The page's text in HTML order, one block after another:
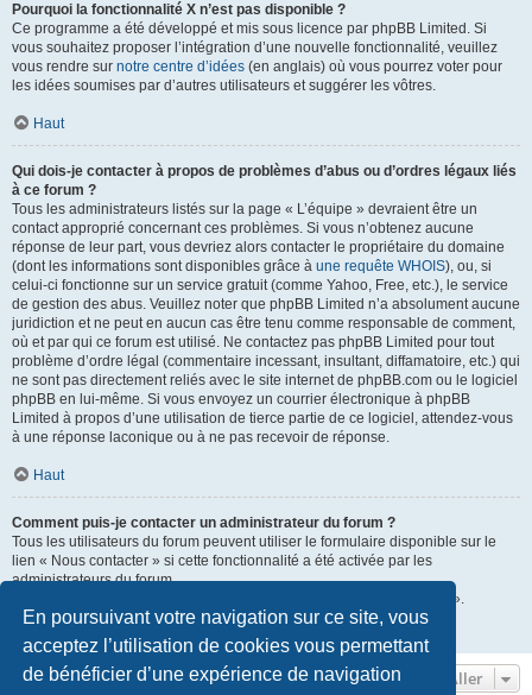
En poursuivant votre navigation sur ce site, vous
acceptez l’utilisation de cookies vous permettant
de bénéficier d’une expérience de navigation
Pourquoi la fonctionnalité X n’est pas disponible ?
Ce programme a été développé et mis sous licence par phpBB Limited. Si
vous souhaitez proposer l’intégration d’une nouvelle fonctionnalité, veuillez
vous rendre sur notre centre d’idées (en anglais) où vous pourrez voter pour
les idées soumises par d’autres utilisateurs et suggérer les vôtres.
Haut
Qui dois-je contacter à propos de problèmes d’abus ou d’ordres légaux liés
à ce forum ?
Tous les administrateurs listés sur la page « L’équipe » devraient être un
contact approprié concernant ces problèmes. Si vous n’obtenez aucune
réponse de leur part, vous devriez alors contacter le propriétaire du domaine
(dont les informations sont disponibles grâce à une requête WHOIS), ou, si
celui-ci fonctionne sur un service gratuit (comme Yahoo, Free, etc.), le service
de gestion des abus. Veuillez noter que phpBB Limited n’a absolument aucune
juridiction et ne peut en aucun cas être tenu comme responsable de comment,
où et par qui ce forum est utilisé. Ne contactez pas phpBB Limited pour tout
problème d’ordre légal (commentaire incessant, insultant, diffamatoire, etc.) qui
ne sont pas directement reliés avec le site internet de phpBB.com ou le logiciel
phpBB en lui-même. Si vous envoyez un courrier électronique à phpBB
Limited à propos d’une utilisation de tierce partie de ce logiciel, attendez-vous
à une réponse laconique ou à ne pas recevoir de réponse.
Haut
Comment puis-je contacter un administrateur du forum ?
Tous les utilisateurs du forum peuvent utiliser le formulaire disponible sur le
lien « Nous contacter » si cette fonctionnalité a été activée par les
administrateurs du forum.
Les membres du forum peuvent également utiliser le lien « L’équipe ».
Aller